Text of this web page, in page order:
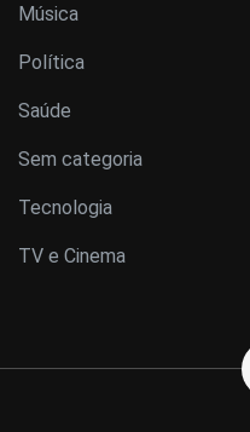
Música
Política
Saúde
Sem categoria
Tecnologia
TV e Cinema